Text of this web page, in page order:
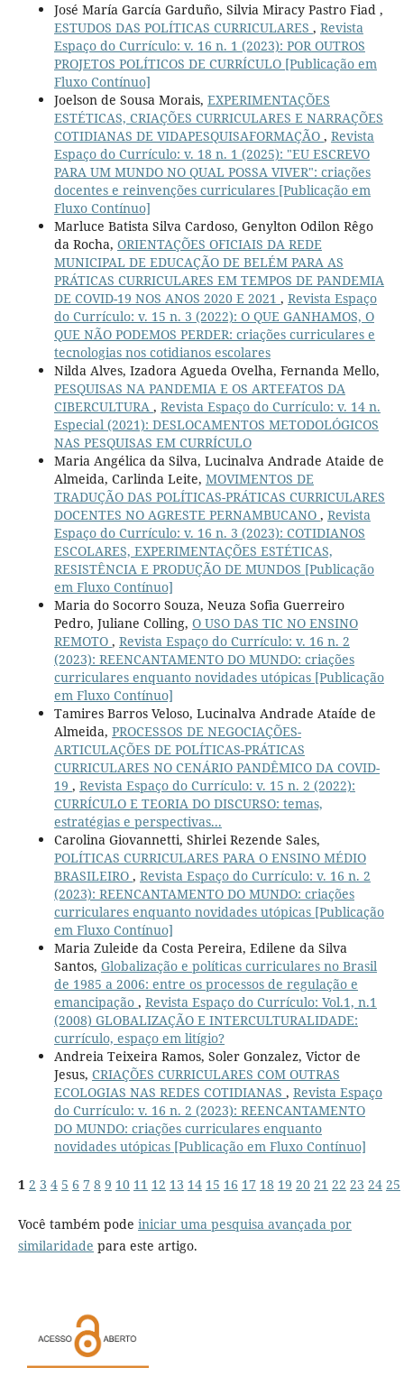
José María García Garduño, Silvia Miracy Pastro Fiad ,
ESTUDOS DAS POLÍTICAS CURRICULARES , Revista
Espaço do Currículo: v. 16 n. 1 (2023): POR OUTROS
PROJETOS POLÍTICOS DE CURRÍCULO [Publicação em
Fluxo Contínuo]
Joelson de Sousa Morais, EXPERIMENTAÇÕES
ESTÉTICAS, CRIAÇÕES CURRICULARES E NARRAÇÕES
COTIDIANAS DE VIDAPESQUISAFORMAÇÃO , Revista
Espaço do Currículo: v. 18 n. 1 (2025): "EU ESCREVO
PARA UM MUNDO NO QUAL POSSA VIVER": criações
docentes e reinvenções curriculares [Publicação em
Fluxo Contínuo]
Marluce Batista Silva Cardoso, Genylton Odilon Rêgo
da Rocha, ORIENTAÇÕES OFICIAIS DA REDE
MUNICIPAL DE EDUCAÇÃO DE BELÉM PARA AS
PRÁTICAS CURRICULARES EM TEMPOS DE PANDEMIA
DE COVID-19 NOS ANOS 2020 E 2021 , Revista Espaço
do Currículo: v. 15 n. 3 (2022): O QUE GANHAMOS, O
QUE NÃO PODEMOS PERDER: criações curriculares e
tecnologias nos cotidianos escolares
Nilda Alves, Izadora Agueda Ovelha, Fernanda Mello,
PESQUISAS NA PANDEMIA E OS ARTEFATOS DA
CIBERCULTURA , Revista Espaço do Currículo: v. 14 n.
Especial (2021): DESLOCAMENTOS METODOLÓGICOS
NAS PESQUISAS EM CURRÍCULO
Maria Angélica da Silva, Lucinalva Andrade Ataide de
Almeida, Carlinda Leite, MOVIMENTOS DE
TRADUÇÃO DAS POLÍTICAS-PRÁTICAS CURRICULARES
DOCENTES NO AGRESTE PERNAMBUCANO , Revista
Espaço do Currículo: v. 16 n. 3 (2023): COTIDIANOS
ESCOLARES, EXPERIMENTAÇÕES ESTÉTICAS,
RESISTÊNCIA E PRODUÇÃO DE MUNDOS [Publicação
em Fluxo Contínuo]
Maria do Socorro Souza, Neuza Sofia Guerreiro
Pedro, Juliane Colling, O USO DAS TIC NO ENSINO
REMOTO , Revista Espaço do Currículo: v. 16 n. 2
(2023): REENCANTAMENTO DO MUNDO: criações
curriculares enquanto novidades utópicas [Publicação
em Fluxo Contínuo]
Tamires Barros Veloso, Lucinalva Andrade Ataíde de
Almeida, PROCESSOS DE NEGOCIAÇÕES-
ARTICULAÇÕES DE POLÍTICAS-PRÁTICAS
CURRICULARES NO CENÁRIO PANDÊMICO DA COVID-
19 , Revista Espaço do Currículo: v. 15 n. 2 (2022):
CURRÍCULO E TEORIA DO DISCURSO: temas,
estratégias e perspectivas...
Carolina Giovannetti, Shirlei Rezende Sales,
POLÍTICAS CURRICULARES PARA O ENSINO MÉDIO
BRASILEIRO , Revista Espaço do Currículo: v. 16 n. 2
(2023): REENCANTAMENTO DO MUNDO: criações
curriculares enquanto novidades utópicas [Publicação
em Fluxo Contínuo]
Maria Zuleide da Costa Pereira, Edilene da Silva
Santos, Globalização e políticas curriculares no Brasil
de 1985 a 2006: entre os processos de regulação e
emancipação , Revista Espaço do Currículo: Vol.1, n.1
(2008) GLOBALIZAÇÃO E INTERCULTURALIDADE:
currículo, espaço em litígio?
Andreia Teixeira Ramos, Soler Gonzalez, Victor de
Jesus, CRIAÇÕES CURRICULARES COM OUTRAS
ECOLOGIAS NAS REDES COTIDIANAS , Revista Espaço
do Currículo: v. 16 n. 2 (2023): REENCANTAMENTO
DO MUNDO: criações curriculares enquanto
novidades utópicas [Publicação em Fluxo Contínuo]
1 2 3 4 5 6 7 8 9 10 11 12 13 14 15 16 17 18 19 20 21 22 23 24 25
Você também pode iniciar uma pesquisa avançada por
similaridade para este artigo.